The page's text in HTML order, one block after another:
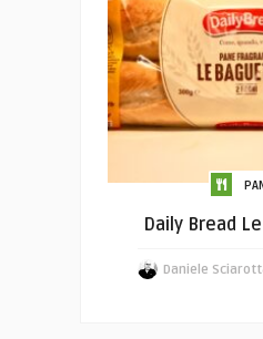
Daily Bread
Daniele